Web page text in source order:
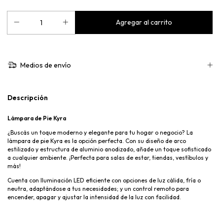
Medios de envío
Descripción
Lámpara de Pie Kyra
¿Buscás un toque moderno y elegante para tu hogar o negocio? La
lámpara de pie Kyra es la opción perfecta. Con su diseño de arco
estilizado y estructura de aluminio anodizado, añade un toque sofisticado
a cualquier ambiente. ¡Perfecta para salas de estar, tiendas, vestíbulos y
más!
Cuenta con Iluminación LED eficiente con opciones de luz cálida, fría o
neutra, adaptándose a tus necesidades; y un control remoto para
encender, apagar y ajustar la intensidad de la luz con facilidad.